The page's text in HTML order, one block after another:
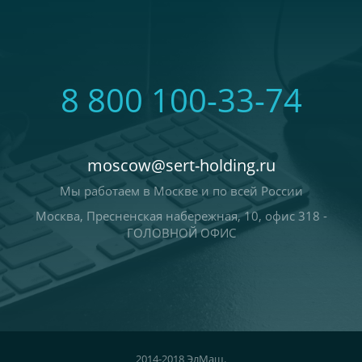
8 800 100-33-74
moscow@sert-holding.ru
Мы работаем в Москве и по всей России
Москва, Пресненская набережная, 10, офис 318 -
ГОЛОВНОЙ ОФИС
2014-2018 ЭлМаш.